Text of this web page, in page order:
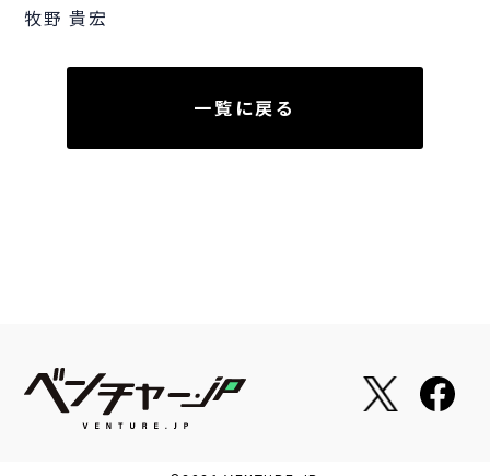
牧野 貴宏
一覧に戻る